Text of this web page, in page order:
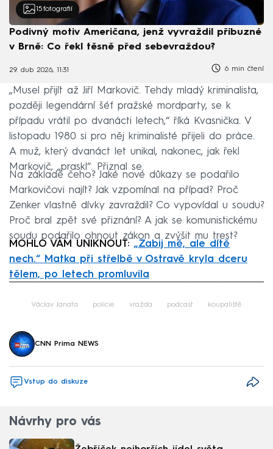
15 fotografií
Podivný motiv Američana, jenž vyvraždil příbuzné
v Brně: Co řekl těsně před sebevraždou?
29. dub 2026, 11:31 6 min čtení
„Musel přijít až Jiří Markovič. Tehdy mladý kriminalista,
později legendární šéf pražské mordparty, se k
případu vrátil po dvanácti letech,“ říká Kvasnička. V
listopadu 1980 si pro něj kriminalisté přijeli do práce.
A muž, který dvanáct let unikal, nakonec, jak řekl
Markovič, „praskl“. Přiznal se.
Na základě čeho? Jaké nové důkazy se podařilo
Markovičovi najít? Jak vzpomínal na případ? Proč
Zenker vlastně dívky zavraždil? Co vypovídal u soudu?
Proč bral zpět své přiznání? A jak se komunistickému
soudu podařilo ohnout zákon a zvýšit mu trest?
MOHLO VÁM UNIKNOUT: „Zabij mě, ale dítě
nech.“ Matka při střelbě v Ostravě kryla dceru
tělem, po letech promluvila
Václav Janata policie vražda podcast koupaliště
CNN Prima NEWS
Vstup do diskuze
Návrhy pro vás